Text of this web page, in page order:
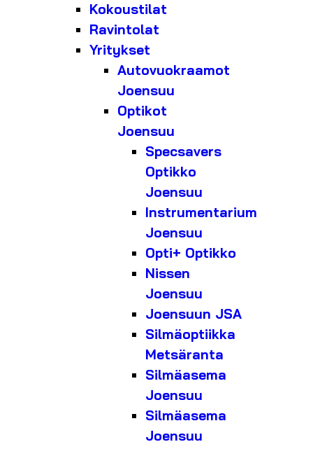
Kokoustilat
Ravintolat
Yritykset
Autovuokraamot
Joensuu
Optikot
Joensuu
Specsavers
Optikko
Joensuu
Instrumentarium
Joensuu
Opti+ Optikko
Nissen
Joensuu
Joensuun JSA
Silmäoptiikka
Metsäranta
Silmäasema
Joensuu
Silmäasema
Joensuu